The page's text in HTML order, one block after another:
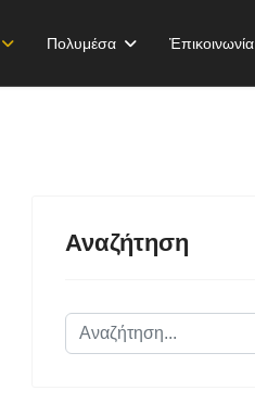
Πολυμέσα Ἐπικοινωνία
Αναζήτηση
Αναζήτηση...